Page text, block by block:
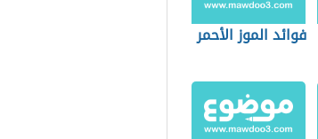
فوائد الموز الأحمر